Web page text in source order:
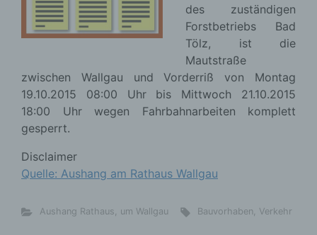
des zuständigen
Forstbetriebs Bad
Tölz, ist die
Mautstraße
zwischen Wallgau und Vorderriß von Montag
19.10.2015 08:00 Uhr bis Mittwoch 21.10.2015
18:00 Uhr wegen Fahrbahnarbeiten komplett
gesperrt.
Disclaimer
Quelle: Aushang am Rathaus Wallgau
Aushang Rathaus, um Wallgau Bauvorhaben, Verkehr